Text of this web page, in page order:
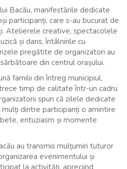
Bacău, manifestările dedicate
participanți, care s-au bucurat de
Atelierele creative, spectacolele
și dans, întâlnirile cu
pregătite de organizatori au
din centrul orașului.
familii din întreg municipiul,
timp de calitate într-un cadru
spun că zilele dedicate
dintre participanți o amintire
entuziasm și momente
au transmis mulțumiri tuturor
evenimentului și
la activități, apreciind